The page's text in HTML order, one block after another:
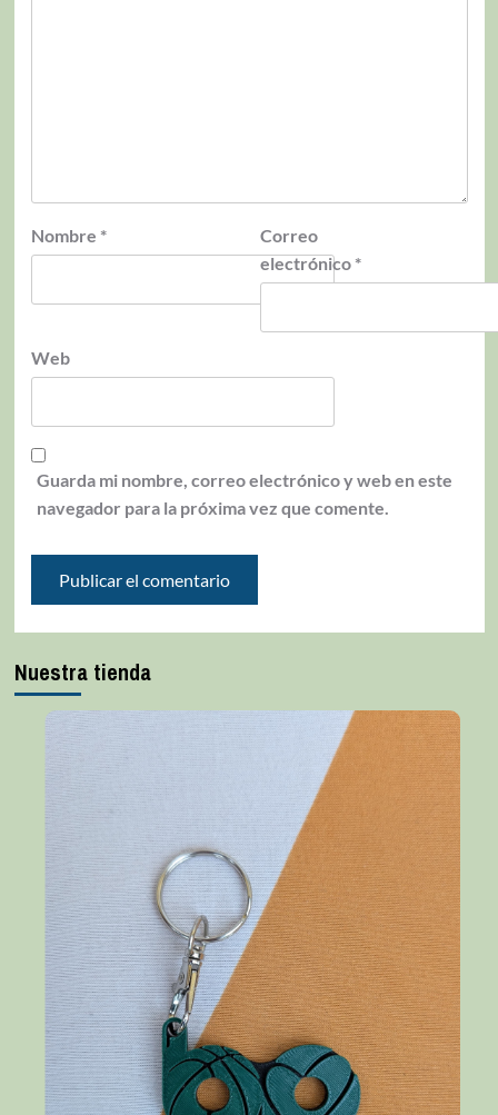
Nombre *
Correo
electrónico *
Web
Guarda mi nombre, correo electrónico y web en este
navegador para la próxima vez que comente.
Nuestra tienda